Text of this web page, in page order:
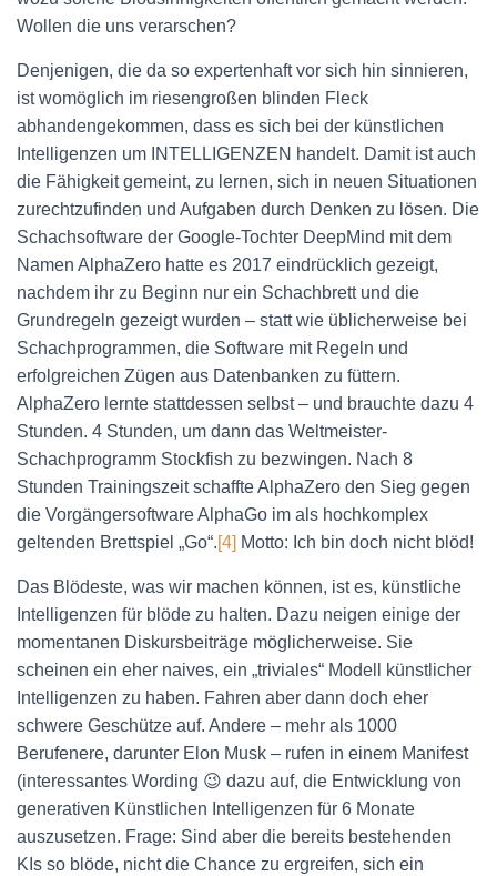
Wollen die uns verarschen?
Denjenigen, die da so expertenhaft vor sich hin sinnieren,
ist womöglich im riesengroßen blinden Fleck
abhandengekommen, dass es sich bei der künstlichen
Intelligenzen um INTELLIGENZEN handelt. Damit ist auch
die Fähigkeit gemeint, zu lernen, sich in neuen Situationen
zurechtzufinden und Aufgaben durch Denken zu lösen. Die
Schachsoftware der Google-Tochter DeepMind mit dem
Namen AlphaZero hatte es 2017 eindrücklich gezeigt,
nachdem ihr zu Beginn nur ein Schachbrett und die
Grundregeln gezeigt wurden – statt wie üblicherweise bei
Schachprogrammen, die Software mit Regeln und
erfolgreichen Zügen aus Datenbanken zu füttern.
AlphaZero lernte stattdessen selbst – und brauchte dazu 4
Stunden. 4 Stunden, um dann das Weltmeister-
Schachprogramm Stockfish zu bezwingen. Nach 8
Stunden Trainingszeit schaffte AlphaZero den Sieg gegen
die Vorgängersoftware AlphaGo im als hochkomplex
geltenden Brettspiel „Go“.[4] Motto: Ich bin doch nicht blöd!
Das Blödeste, was wir machen können, ist es, künstliche
Intelligenzen für blöde zu halten. Dazu neigen einige der
momentanen Diskursbeiträge möglicherweise. Sie
scheinen ein eher naives, ein „triviales“ Modell künstlicher
Intelligenzen zu haben. Fahren aber dann doch eher
schwere Geschütze auf. Andere – mehr als 1000
Berufenere, darunter Elon Musk – rufen in einem Manifest
(interessantes Wording 😉 dazu auf, die Entwicklung von
generativen Künstlichen Intelligenzen für 6 Monate
auszusetzen. Frage: Sind aber die bereits bestehenden
KIs so blöde, nicht die Chance zu ergreifen, sich ein